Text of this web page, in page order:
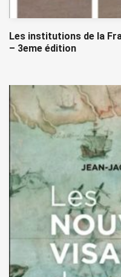
Les institutions de la
– 3eme édition